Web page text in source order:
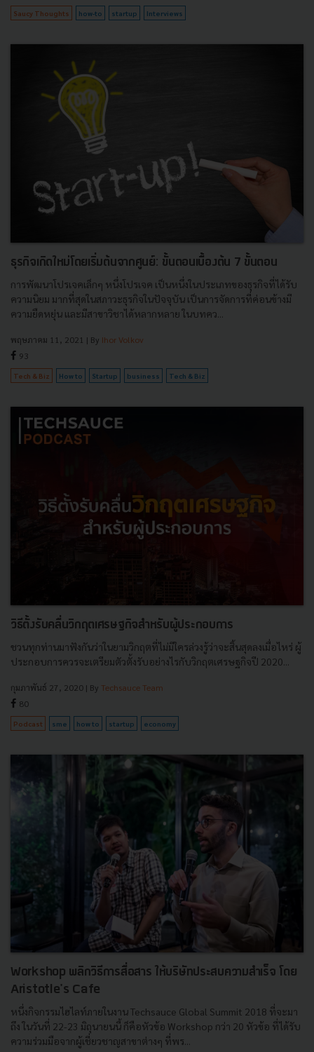
Saucy Thoughts how-to startup Interviews
ธุรกิจเกิดใหม่โดยเริ่มต้นจากศูนย์: ขั้นตอนเบื้องต้น 7 ขั้นตอน
การพัฒนาโปรเจคเล็กๆ หนึ่งโปรเจค เป็นหนึ่งในประเภทของธุรกิจที่ได้รับ
ความนิยม มากที่สุดในสภาวะธุรกิจในปัจจุบัน เป็นการจัดการที่ค่อนข้างมี
ความยืดหยุ่น และมีสาขาวิชาได้หลากหลาย ในบทคว...
พฤษภาคม 11, 2021 | By Ihor Volkov
93
Tech & Biz How to Startup business Tech & Biz
วิธีตั้งรับคลื่นวิกฤตเศรษฐกิจสำหรับผู้ประกอบการ
ชวนทุกท่านมาฟังกันว่าในยามวิกฤตที่ไม่มีใครล่วงรู้ว่าจะสิ้นสุดลงเมื่อไหร่ ผู้
ประกอบการควรจะเตรียมตัวตั้งรับอย่างไรกับวิกฤตเศรษฐกิจปี 2020...
กุมภาพันธ์ 27, 2020 | By Techsauce Team
80
Podcast sme how to startup economy
Workshop พลิกวิธีการสื่อสาร ให้บริษัทประสบความสำเร็จ โดย
Aristotle's Cafe
หนึ่งกิจกรรมไฮไลท์ภายในงาน Techsauce Global Summit 2018 ที่จะมา
ถึง ในวันที่ 22-23 มิถุนายนนี้ ก็คือหัวข้อ Workshop กว่า 20 หัวข้อ ที่ได้รับ
ความร่วมมือจากผู้เชี่ยวชาญสาขาต่างๆ ที่พร...